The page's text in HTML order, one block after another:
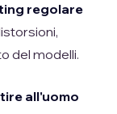
regolare
del modelli.
all'uomo